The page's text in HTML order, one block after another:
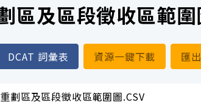
區及區段徵收區範圍
DCAT 詞彙表 資源一鍵下載 匯
劃區及區段徵收區範圍圖.CSV